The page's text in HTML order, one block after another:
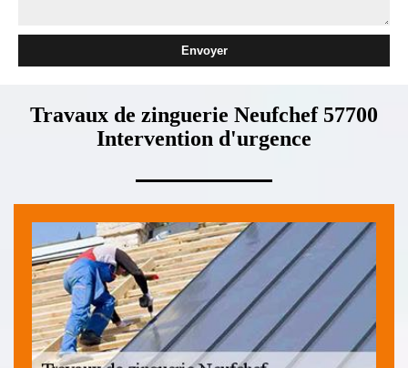
Travaux de zinguerie Neufchef 57700
Intervention d'urgence